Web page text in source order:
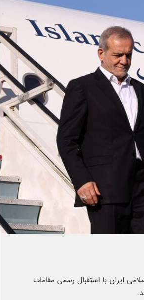
ایران با استقبال رسمی مقامات